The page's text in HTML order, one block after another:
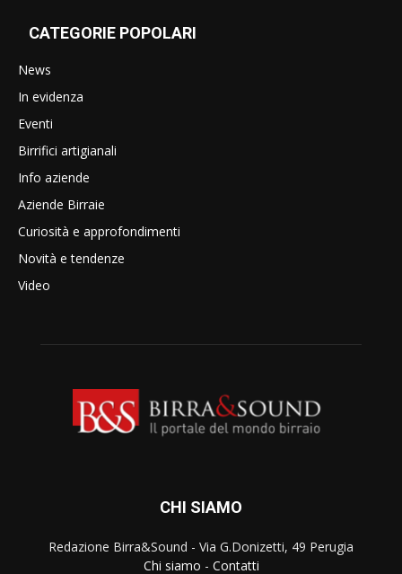
CATEGORIE POPOLARI
News
In evidenza
Eventi
Birrifici artigianali
Info aziende
Aziende Birraie
Curiosità e approfondimenti
Novità e tendenze
Video
CHI SIAMO
Redazione Birra&Sound - Via G.Donizetti, 49 Perugia
Chi siamo - Contatti